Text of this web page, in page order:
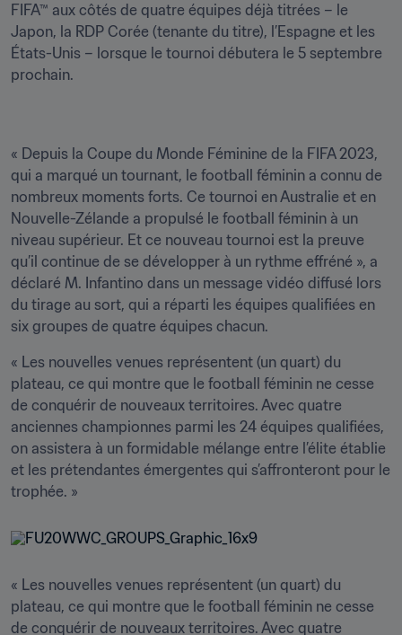
FIFA™ aux côtés de quatre équipes déjà titrées – le
Japon, la RDP Corée (tenante du titre), l’Espagne et les
États-Unis – lorsque le tournoi débutera le 5 septembre
prochain.
« Depuis la Coupe du Monde Féminine de la FIFA 2023,
qui a marqué un tournant, le football féminin a connu de
nombreux moments forts. Ce tournoi en Australie et en
Nouvelle-Zélande a propulsé le football féminin à un
niveau supérieur. Et ce nouveau tournoi est la preuve
qu’il continue de se développer à un rythme effréné », a
déclaré M. Infantino dans un message vidéo diffusé lors
du tirage au sort, qui a réparti les équipes qualifiées en
six groupes de quatre équipes chacun.
« Les nouvelles venues représentent (un quart) du
plateau, ce qui montre que le football féminin ne cesse
de conquérir de nouveaux territoires. Avec quatre
anciennes championnes parmi les 24 équipes qualifiées,
on assistera à un formidable mélange entre l’élite établie
et les prétendantes émergentes qui s’affronteront pour le
trophée. »
« Les nouvelles venues représentent (un quart) du
plateau, ce qui montre que le football féminin ne cesse
de conquérir de nouveaux territoires. Avec quatre